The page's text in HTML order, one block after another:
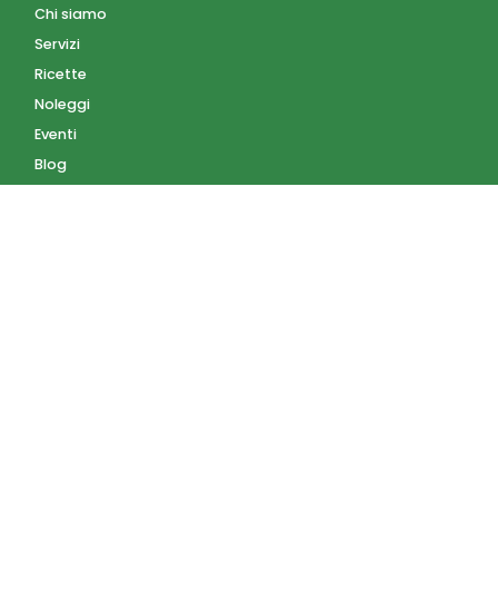
Chi siamo
Servizi
Ricette
Noleggi
Eventi
Blog